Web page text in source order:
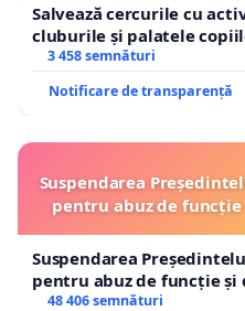
Salvează cercurile cu
cluburile și palatele
3 458 semnături
Notificare de transparență
Suspendarea
pentru abuz de
Suspendarea
pentru abuz de funcție
48 406 semnături